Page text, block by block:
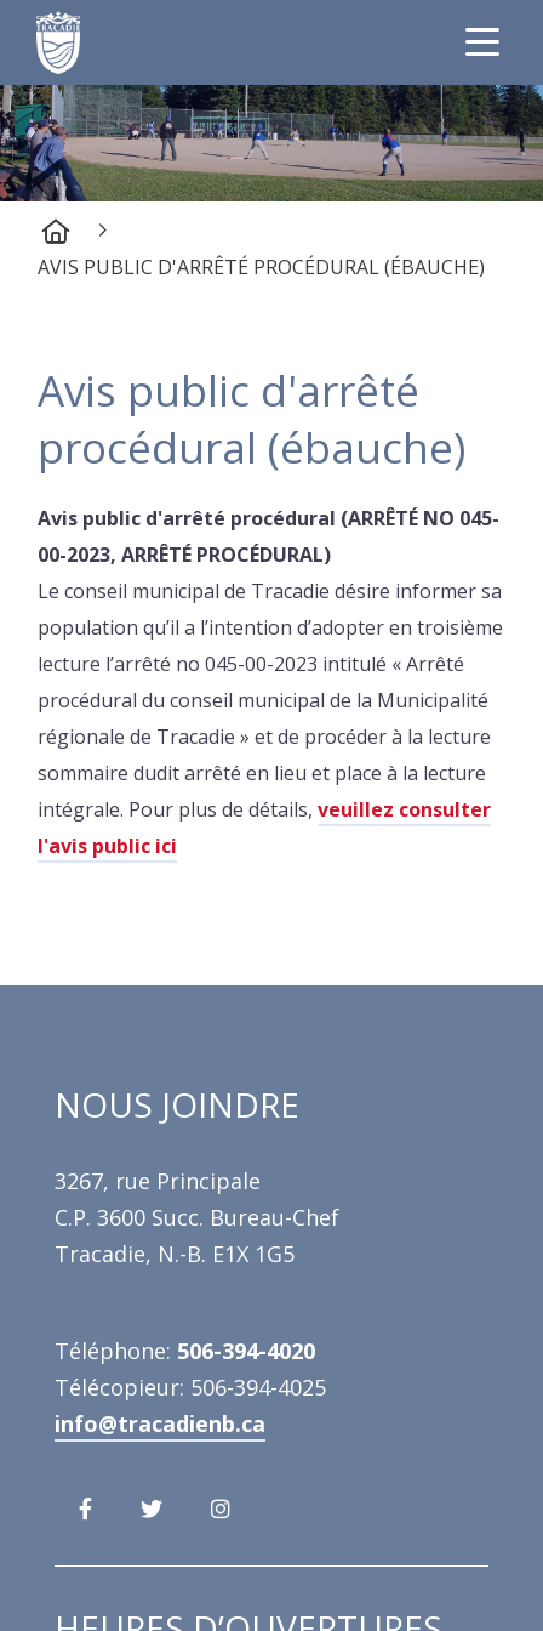
AVIS PUBLIC D'ARRÊTÉ PROCÉDURAL (ÉBAUCHE)
Avis public d'arrêté
procédural (ébauche)
Avis public d'arrêté procédural (ARRÊTÉ NO 045-
00-2023, ARRÊTÉ PROCÉDURAL)
Le conseil municipal de Tracadie désire informer sa
population qu’il a l’intention d’adopter en troisième
lecture l’arrêté no 045-00-2023 intitulé « Arrêté
procédural du conseil municipal de la Municipalité
régionale de Tracadie » et de procéder à la lecture
sommaire dudit arrêté en lieu et place à la lecture
intégrale. Pour plus de détails,veuillez consulter
l'avis public ici
NOUS JOINDRE
3267, rue Principale
C.P. 3600 Succ. Bureau-Chef
Tracadie, N.-B. E1X 1G5
Téléphone: 506-394-4020
Télécopieur: 506-394-4025
info@tracadienb.ca